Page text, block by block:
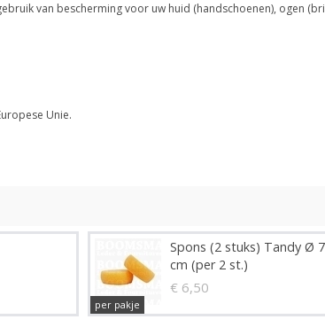
van bescherming voor uw huid (handschoenen), ogen
Unie.
Spons (2 stuks) Tandy Ø
cm (per 2 st.)
€ 6,50
per pakje